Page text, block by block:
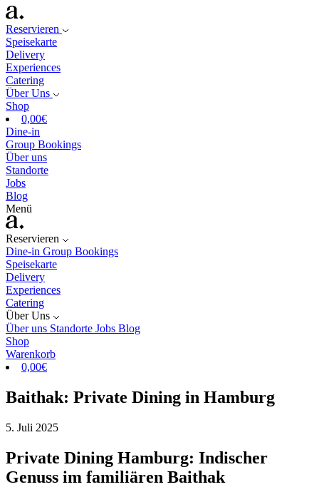
Reservieren
Speisekarte
Delivery
Experiences
Catering
Über Uns
Shop
0,00€
Dine-in
Group Bookings
Über uns
Standorte
Jobs
Blog
Menü
Reservieren
Dine-in Group Bookings
Speisekarte
Delivery
Experiences
Catering
Über Uns
Über uns Standorte Jobs Blog
Shop
Warenkorb
0,00€
Baithak: Private Dining in Hamburg
5. Juli 2025
Private Dining Hamburg: Indischer
Genuss im familiären Baithak